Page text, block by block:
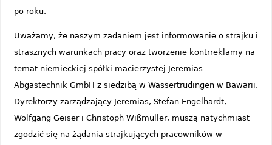
po roku.
Uważamy, że naszym zadaniem jest informowanie o strajku i
strasznych warunkach pracy oraz tworzenie kontrreklamy na
temat niemieckiej spółki macierzystej Jeremias
Abgastechnik GmbH z siedzibą w Wassertrüdingen w Bawarii.
Dyrektorzy zarządzający Jeremias, Stefan Engelhardt,
Wolfgang Geiser i Christoph Wißmüller, muszą natychmiast
zgodzić się na żądania strajkujących pracowników w